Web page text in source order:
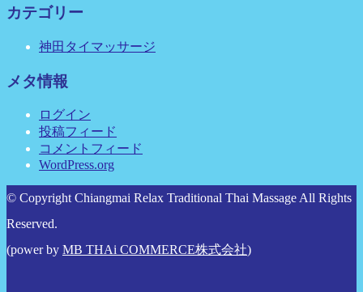
カテゴリー
神田タイマッサージ
メタ情報
ログイン
投稿フィード
コメントフィード
WordPress.org
© Copyright Chiangmai Relax Traditional Thai Massage All Rights
Reserved.
(power by MB THAi COMMERCE株式会社)